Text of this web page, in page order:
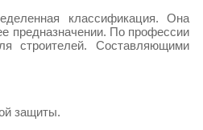
классификация. Она
предназначении. По профессии
строителей. Составляющими
защиты.